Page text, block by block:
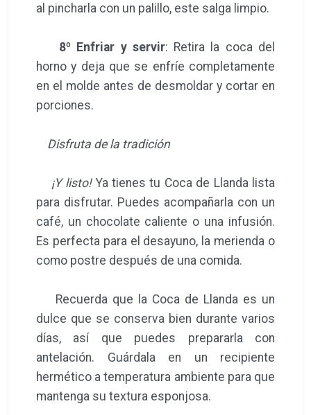
al pincharla con un palillo, este salga limpio.
8º Enfriar y servir: Retira la coca del
horno y deja que se enfríe completamente
en el molde antes de desmoldar y cortar en
porciones.
Disfruta de la tradición
¡Y listo! Ya tienes tu Coca de Llanda lista
para disfrutar. Puedes acompañarla con un
café, un chocolate caliente o una infusión.
Es perfecta para el desayuno, la merienda o
como postre después de una comida.
Recuerda que la Coca de Llanda es un
dulce que se conserva bien durante varios
días, así que puedes prepararla con
antelación. Guárdala en un recipiente
hermético a temperatura ambiente para que
mantenga su textura esponjosa.